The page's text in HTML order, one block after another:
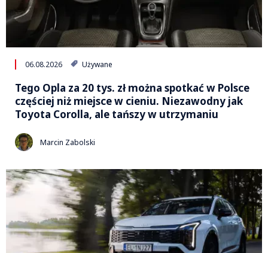
06.08.2026 Używane
Tego Opla za 20 tys. zł można spotkać w Polsce
częściej niż miejsce w cieniu. Niezawodny jak
Toyota Corolla, ale tańszy w utrzymaniu
Marcin Zabolski